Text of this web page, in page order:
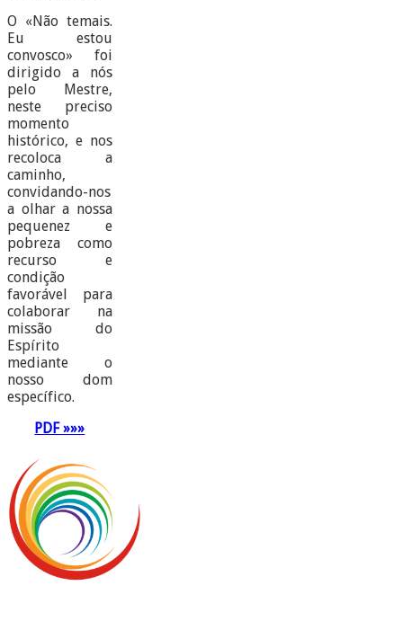
O «Não temais.
Eu estou
convosco» foi
dirigido a nós
pelo Mestre,
neste preciso
momento
histórico, e nos
recoloca a
caminho,
convidando-nos
a olhar a nossa
pequenez e
pobreza como
recurso e
condição
favorável para
colaborar na
missão do
Espírito
mediante o
nosso dom
específico.
PDF »»»